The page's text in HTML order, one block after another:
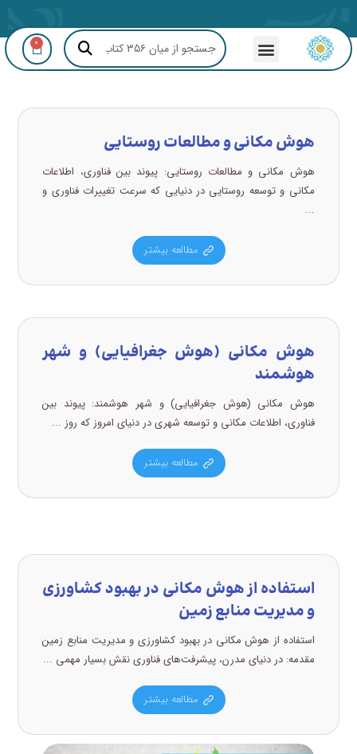
0
هوش مکانی و مطالعات روستایی
هوش مکانی و مطالعات روستایی: پیوند بین فناوری، اطلاعات
مکانی و توسعه روستایی در دنیایی که سرعت تغییرات فناوری و
...
مطالعه بیشتر
هوش مکانی (هوش جغرافیایی) و شهر
هوشمند
هوش مکانی (هوش جغرافیایی) و شهر هوشمند: پیوند بین
فناوری، اطلاعات مکانی و توسعه شهری در دنیای امروز که روز ...
مطالعه بیشتر
استفاده از هوش مکانی در بهبود کشاورزی
و مدیریت منابع زمین
استفاده از هوش مکانی در بهبود کشاورزی و مدیریت منابع زمین
مقدمه: در دنیای مدرن، پیشرفت‌های فناوری نقش بسیار مهمی ...
مطالعه بیشتر